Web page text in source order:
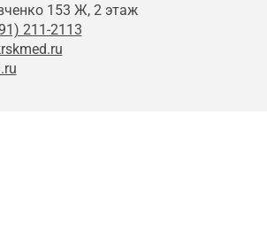
153 Ж, 2 этаж
211-2113